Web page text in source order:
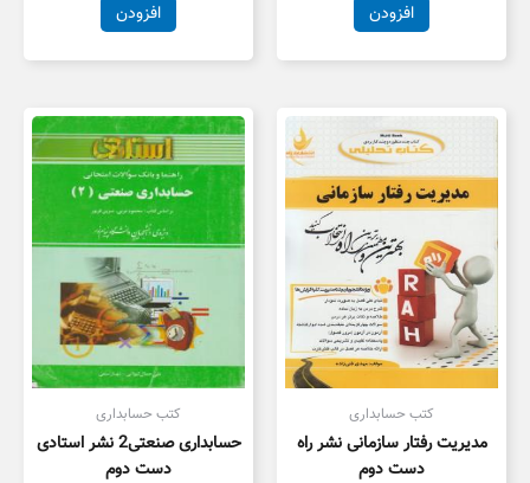
افزودن افزودن
کتب حسابداری
مدیریت رفتار سازمانی نشر راه
دست دوم
کتب حسابداری
حسابداری صنعتی2 نشر استادی
دست دوم